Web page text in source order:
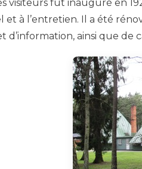
visiteurs fut inauguré en
et à l’entretien. Il a été
d’information, ainsi que de